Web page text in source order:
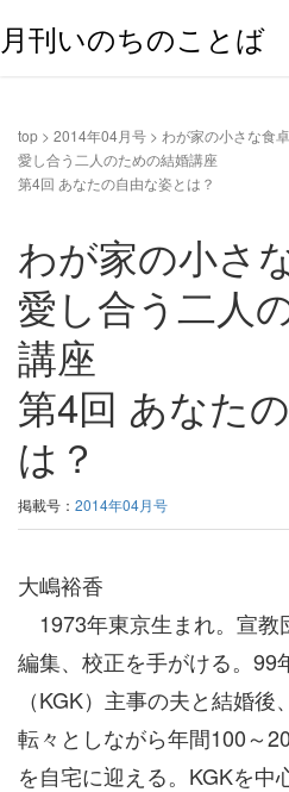
月刊いのちのことば
top > 2014年04月号 > わが家の小さな食
愛し合う二人のための結婚講座
第4回 あなたの自由な姿とは？
わが家の小さ
愛し合う二人
講座
第4回 あなた
は？
掲載号： 2014年04月号
大嶋裕香
1973年東京生まれ。宣教
編集、校正を手がける。99
（KGK）主事の夫と結婚
転々としながら年間100～
を自宅に迎える。KGKを中